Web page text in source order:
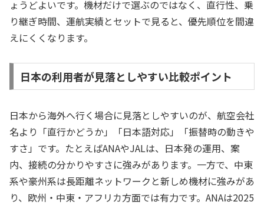
ょうどよいです。機材だけで選ぶのではなく、直行性、乗
り継ぎ時間、運航実績とセットで見ると、優先順位を間違
えにくくなります。
日本の利用者が見落としやすい比較ポイント
日本から海外へ行く場合に見落としやすいのが、航空会社
名より「直行かどうか」「日本語対応」「振替時の動きや
すさ」です。たとえばANAやJALは、日本発の運用、案
内、接続の分かりやすさに強みがあります。一方で、中東
系や豪州系は長距離ネットワークと新しめ機材に強みがあ
り、欧州・中東・アフリカ方面では有力です。ANAは2025